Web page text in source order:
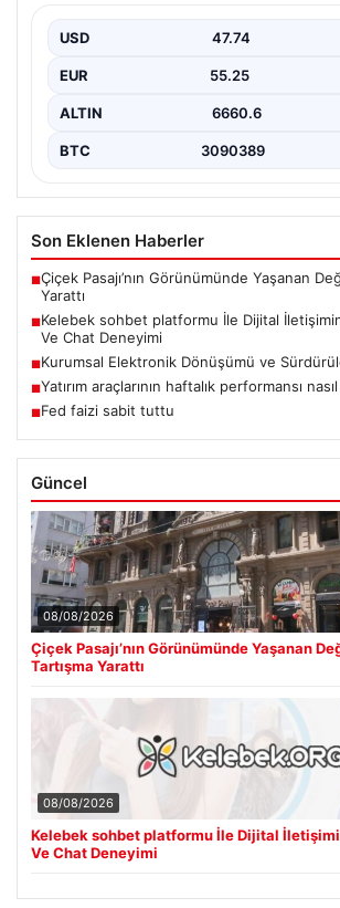
İnternet çağında bireylerin seviyeli bir
birçok…
USD 47.74
EUR 55.25
ALTIN 6660.6
BTC 3090389
Son Eklenen Haberler
■Çiçek Pasajı’nın Görünümünde Yaşanan
Yarattı
■Kelebek sohbet platformu İle Dijital
Ve Chat Deneyimi
■Kurumsal Elektronik Dönüşümü ve
■Yatırım araçlarının haftalık performansı
■Fed faizi sabit tuttu
Güncel
08/08/2026
Çiçek Pasajı’nın Görünümünde Yaşanan
Tartışma Yarattı
08/08/2026
Kelebek sohbet platformu İle Dijital
Ve Chat Deneyimi